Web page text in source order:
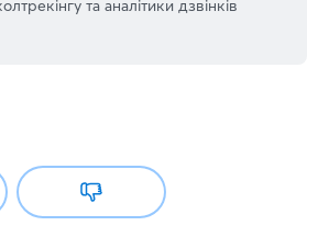
та аналітики дзвінків